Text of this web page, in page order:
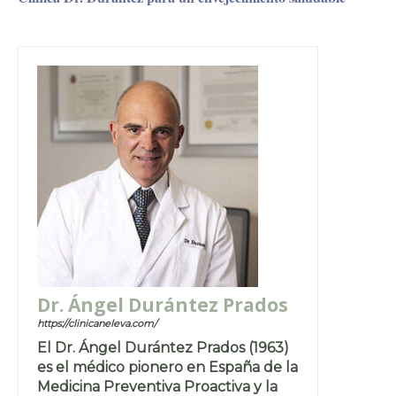
Dr. Ángel Durántez Prados
https://clinicaneleva.com/
El Dr. Ángel Durántez Prados (1963)
es el médico pionero en España de la
Medicina Preventiva Proactiva y la